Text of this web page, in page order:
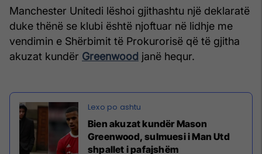
Manchester Unitedi lëshoi gjithashtu një deklaratë
duke thënë se klubi është njoftuar në lidhje me
vendimin e Shërbimit të Prokurorisë që të gjitha
akuzat kundër Greenwood janë hequr.
Bien akuzat kundër Mason
Greenwood, sulmuesi i Man Utd
shpallet i pafajshëm